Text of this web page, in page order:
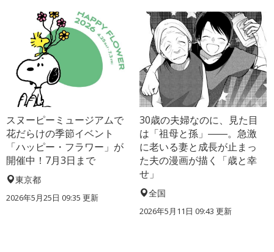
スヌーピーミュージアムで
花だらけの季節イベント
「ハッピー・フラワー」が
開催中！7月3日まで
東京都
2026年5月25日 09:35 更新
30歳の夫婦なのに、見た目
は「祖母と孫」――。急激
に老いる妻と成長が止まっ
た夫の漫画が描く「歳と幸
せ」
全国
2026年5月11日 09:43 更新